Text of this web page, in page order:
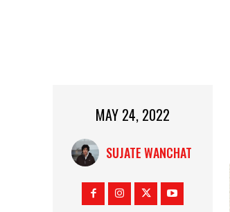
MAY 24, 2022
SUJATE WANCHAT